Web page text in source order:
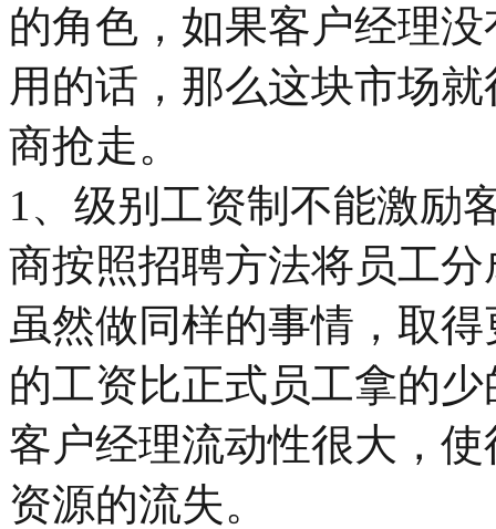
的角色，如果客户经理
用的话，那么这块市场
商抢走。
1、级别工资制不能激励
商按照招聘方法将员工
虽然做同样的事情，取
的工资比正式员工拿的
客户经理流动性很大，
资源的流失。